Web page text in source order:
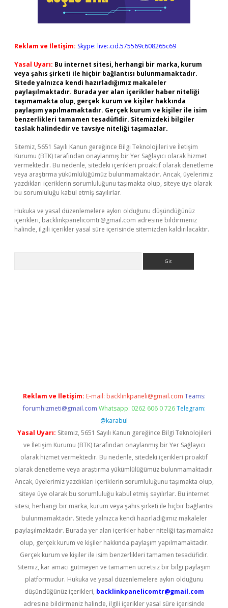
Reklam ve İletişim: Skype: live:.cid.575569c608265c69
Yasal Uyarı: Bu internet sitesi, herhangi bir marka, kurum
veya şahıs şirketi ile hiçbir bağlantısı bulunmamaktadır.
Sitede yalnızca kendi hazırladığımız makaleler
paylaşılmaktadır. Burada yer alan içerikler haber niteliği
taşımamakta olup, gerçek kurum ve kişiler hakkında
paylaşım yapılmamaktadır. Gerçek kurum ve kişiler ile isim
benzerlikleri tamamen tesadüfidir. Sitemizdeki bilgiler
taslak halindedir ve tavsiye niteliği taşımazlar.
Sitemiz, 5651 Sayılı Kanun gereğince Bilgi Teknolojileri ve İletişim
Kurumu (BTK) tarafından onaylanmış bir Yer Sağlayıcı olarak hizmet
vermektedir. Bu nedenle, sitedeki içerikleri proaktif olarak denetleme
veya araştırma yükümlülüğümüz bulunmamaktadır. Ancak, üyelerimiz
yazdıkları içeriklerin sorumluluğunu taşımakta olup, siteye üye olarak
bu sorumluluğu kabul etmiş sayılırlar.
Hukuka ve yasal düzenlemelere aykırı olduğunu düşündüğünüz
içerikleri, backlinkpanelicomtr@gmail.com adresine bildirmeniz
halinde, ilgili içerikler yasal süre içerisinde sitemizden kaldırılacaktır.
Reklam ve İletişim: E-mail: backlinkpaneli@gmail.com Teams:
forumhizmeti@gmail.com Whatsapp: 0262 606 0 726 Telegram:
@karabul
Yasal Uyarı: Sitemiz, 5651 Sayılı Kanun gereğince Bilgi Teknolojileri
ve İletişim Kurumu (BTK) tarafından onaylanmış bir Yer Sağlayıcı
olarak hizmet vermektedir. Bu nedenle, sitedeki içerikleri proaktif
olarak denetleme veya araştırma yükümlülüğümüz bulunmamaktadır.
Ancak, üyelerimiz yazdıkları içeriklerin sorumluluğunu taşımakta olup,
siteye üye olarak bu sorumluluğu kabul etmiş sayılırlar. Bu internet
sitesi, herhangi bir marka, kurum veya şahıs şirketi ile hiçbir bağlantısı
bulunmamaktadır. Sitede yalnızca kendi hazırladığımız makaleler
paylaşılmaktadır. Burada yer alan içerikler haber niteliği taşımamakta
olup, gerçek kurum ve kişiler hakkında paylaşım yapılmamaktadır.
Gerçek kurum ve kişiler ile isim benzerlikleri tamamen tesadüfidir.
Sitemiz, kar amacı gütmeyen ve tamamen ücretsiz bir bilgi paylaşım
platformudur. Hukuka ve yasal düzenlemelere aykırı olduğunu
düşündüğünüz içerikleri, backlinkpanelicomtr@gmail.com
adresine bildirmeniz halinde, ilgili içerikler yasal süre içerisinde